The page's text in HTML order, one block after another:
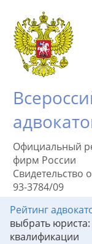
Официальный
фирм России
Свидетельство
93-3784/09
Рейтинг
выбрать
квалификации